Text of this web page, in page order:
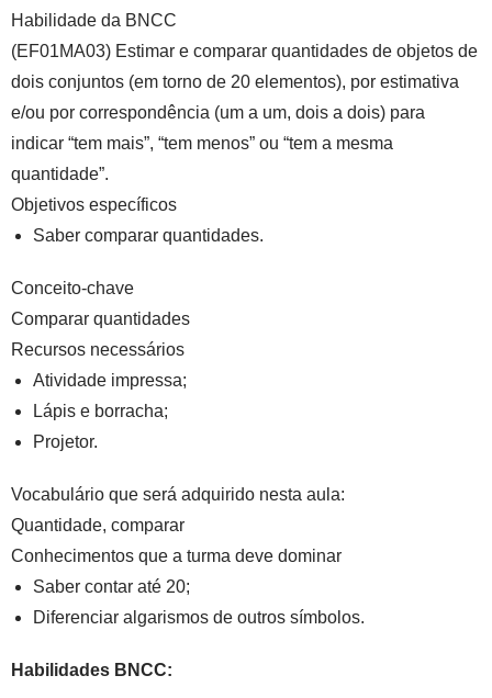
Habilidade da BNCC
(EF01MA03) Estimar e comparar quantidades de objetos de
dois conjuntos (em torno de 20 elementos), por estimativa
e/ou por correspondência (um a um, dois a dois) para
indicar “tem mais”, “tem menos” ou “tem a mesma
quantidade”.
Objetivos específicos
Saber comparar quantidades.
Conceito-chave
Comparar quantidades
Recursos necessários
Atividade impressa;
Lápis e borracha;
Projetor.
Vocabulário que será adquirido nesta aula:
Quantidade, comparar
Conhecimentos que a turma deve dominar
Saber contar até 20;
Diferenciar algarismos de outros símbolos.
Habilidades BNCC: